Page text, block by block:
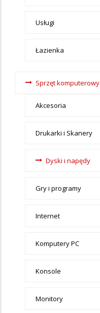
Usługi
Łazienka
Sprzęt komputerowy
Akcesoria
Drukarki i Skanery
Dyski i napędy
Gry i programy
Internet
Komputery PC
Konsole
Monitory